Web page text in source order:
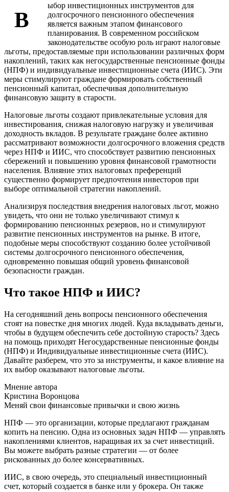
В
ыбор инвестиционных инструментов для
долгосрочного пенсионного обеспечения
является важным этапом финансового
планирования. В современном российском
законодательстве особую роль играют налоговые
льготы, предоставляемые при использовании различных форм
накоплений, таких как негосударственные пенсионные фонды
(НПФ) и индивидуальные инвестиционные счета (ИИС). Эти
меры стимулируют граждане формировать собственный
пенсионный капитал, обеспечивая дополнительную
финансовую защиту в старости.
Налоговые льготы создают привлекательные условия для
инвестирования, снижая налоговую нагрузку и увеличивая
доходность вкладов. В результате граждане более активно
рассматривают возможности долгосрочного вложения средств
через НПФ и ИИС, что способствует развитию пенсионных
сбережений и повышению уровня финансовой грамотности
населения. Влияние этих налоговых преференций
существенно формирует предпочтения инвесторов при
выборе оптимальной стратегии накоплений.
Анализируя последствия внедрения налоговых льгот, можно
увидеть, что они не только увеличивают стимул к
формированию пенсионных резервов, но и стимулируют
развитие пенсионных инструментов на рынке. В итоге,
подобные меры способствуют созданию более устойчивой
системы долгосрочного пенсионного обеспечения,
одновременно повышая общий уровень финансовой
безопасности граждан.
Что такое НПФ и ИИС?
На сегодняшний день вопросы пенсионного обеспечения
стоят на повестке дня многих людей. Куда вкладывать деньги,
чтобы в будущем обеспечить себе достойную старость? Здесь
на помощь приходят Негосударственные пенсионные фонды
(НПФ) и Индивидуальные инвестиционные счета (ИИС).
Давайте разберем, что это за инструменты, и какое влияние на
их выбор оказывают налоговые льготы.
Мнение автора
Кристина Воронцова
Меняй свои финансовые привычки и свою жизнь
НПФ — это организации, которые предлагают гражданам
копить на пенсию. Одна из основных задач НПФ — управлять
накоплениями клиентов, наращивая их за счет инвестиций.
Вы можете выбрать разные стратегии — от более
рискованных до более консервативных.
ИИС, в свою очередь, это специальный инвестиционный
счет, который создается в банке или у брокера. Он также